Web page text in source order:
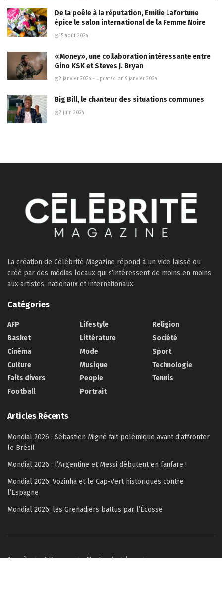
De la poêle à la réputation, Emilie Lafortune
épice le salon international de la Femme Noire
15 août 2024
«Money», une collaboration intéressante entre
Gino KSK et Steves J. Bryan
2 janvier 2024 - Updated on 9 janvier 2024
Big Bill, le chanteur des situations communes
2 juin 2024
La création de Célébrité Magazine répond à un vide laissé ou
créé par des médias locaux qui s’intéressent de moins en moins
aux artistes, nationaux et internationaux.
Catégories
AFP
Basket
Cinéma
Culture
Faits divers
Football
Lifestyle
Littérature
Mode
Musique
People
Portrait
Religion
Société
Sport
Technologie
Tennis
Articles Récents
Mondial 2026 : Sébastien Migné fait polémique avant d’affronter
le Brésil
Mondial 2026 : l’Argentine et Messi débutent en fanfare !
Mondial 2026: Vozinha et le Cap-Vert historiques contre
l’Espagne
Mondial 2026: les Grenadiers battus par l’Écosse
Accueil A Propos
Mention Legales